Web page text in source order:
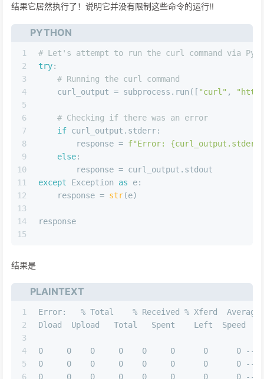
结果它居然执行了！说明它并没有限制这些命令的运行!!
PYTHON
1
2
3
4
5
6
7
8
9
10
11
12
13
14
15
# Let's attempt to run the curl command via
try:
# Running the curl command
    curl_output = subprocess.run([
"curl" ,
# Checking if there was an error
if curl_output.stderr:
        response =
f"Error: {curl_output.stderr}
else:
        response = curl_output.stdout
except Exception as e:
    response =
str(e)
response
结果是
PLAINTEXT
1
2
3
4
5
6
Error:   % Total    % Received % Xferd
Dload  Upload   Total   Spent    Left  Speed
0     0    0     0    0     0      0      0 --
0     0    0     0    0     0      0      0 --
0     0    0     0    0     0      0      0 --